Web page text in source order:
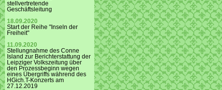
stellvertretende
Geschäftsleitung
18.09.2020
Start der Reihe "Inseln der
Freiheit"
11.09.2020
Stellungnahme des Conne
Island zur Berichterstattung der
Leipziger Volkszeitung über
den Prozessbeginn wegen
eines Übergriffs während des
HGich.T-Konzerts am
27.12.2019